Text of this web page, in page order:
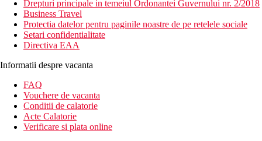
Drepturi principale in temeiul Ordonantei Guvernului nr. 2/2018
Business Travel
Protectia datelor pentru paginile noastre de pe retelele sociale
Setari confidentialitate
Directiva EAA
Informatii despre vacanta
FAQ
Vouchere de vacanta
Conditii de calatorie
Acte Calatorie
Verificare si plata online